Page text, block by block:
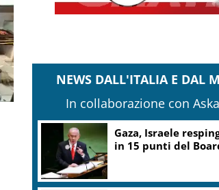
NEWS DALL'ITALIA E DAL
In collaborazione con
Gaza, Israele
in 15 punti del